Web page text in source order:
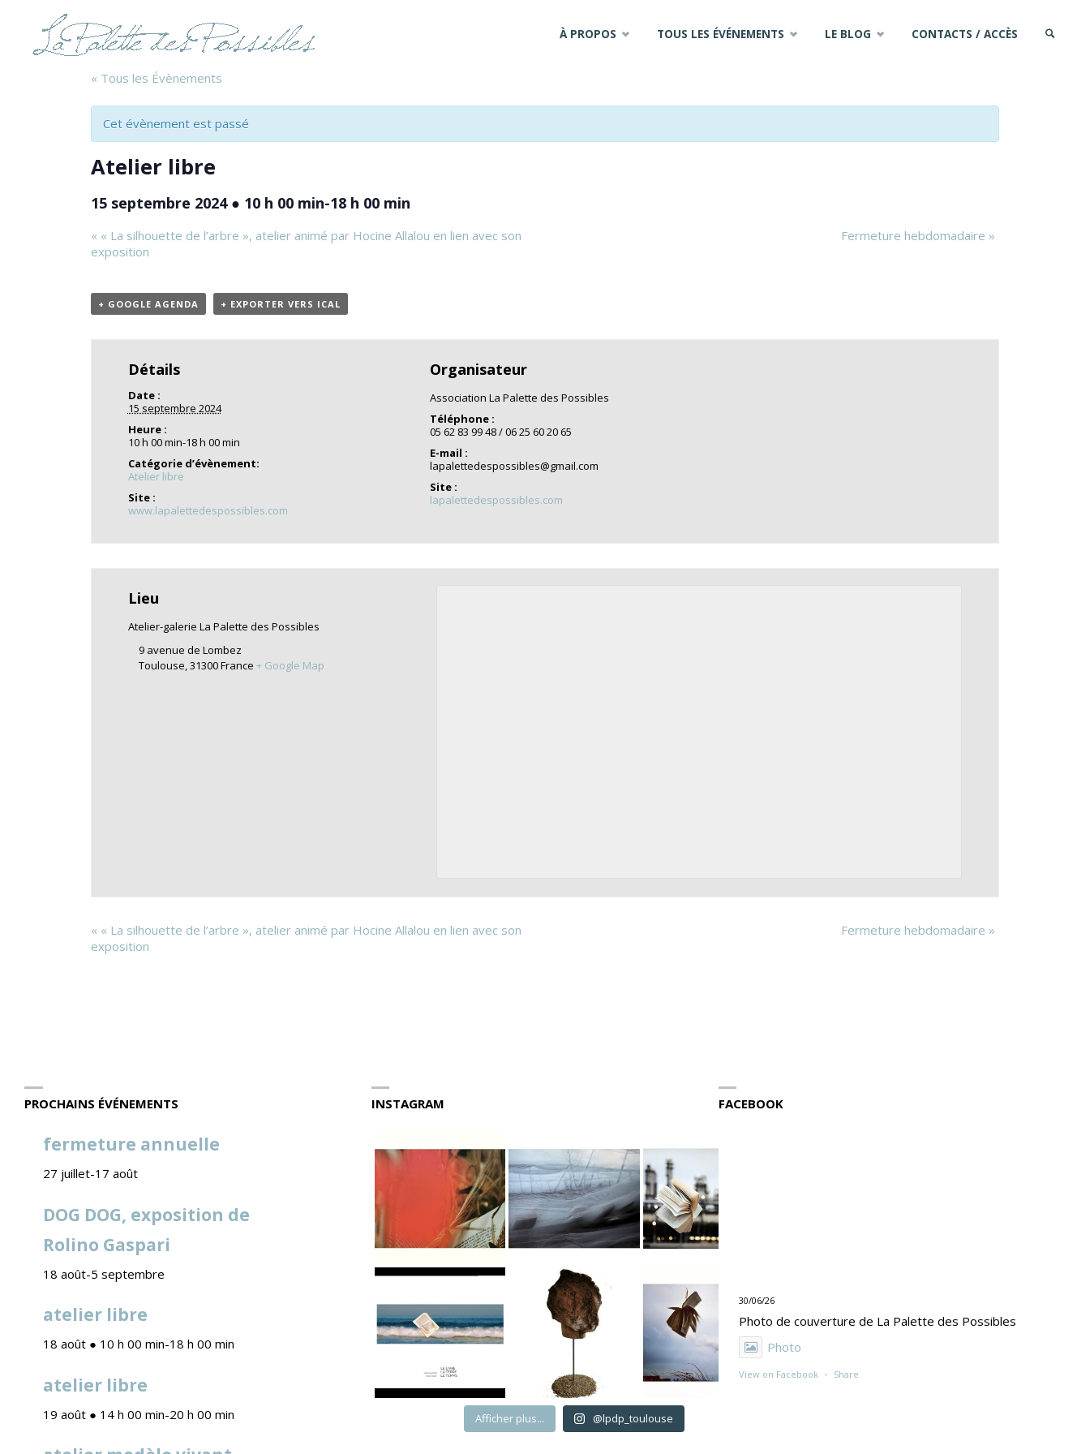
content
À PROPOS TOUS LES ÉVÉNEMENTS LE BLOG CONTACTS / ACCÈS
« Tous les Évènements
Cet évènement est passé
Atelier libre
15 septembre 2024 ● 10 h 00 min-18 h 00 min
« « La silhouette de l’arbre », atelier animé par Hocine Allalou en lien avec son
exposition
Fermeture hebdomadaire »
+ GOOGLE AGENDA + EXPORTER VERS ICAL
Détails
Date :
15 septembre 2024
Heure :
10 h 00 min-18 h 00 min
Catégorie d’évènement:
Atelier libre
Site :
www.lapalettedespossibles.com
Organisateur
Association La Palette des Possibles
Téléphone :
05 62 83 99 48 / 06 25 60 20 65
E-mail :
lapalettedespossibles@gmail.com
Site :
lapalettedespossibles.com
Lieu
Atelier-galerie La Palette des Possibles
9 avenue de Lombez
Toulouse,31300France + Google Map
« « La silhouette de l’arbre », atelier animé par Hocine Allalou en lien avec son
exposition
Fermeture hebdomadaire »
PROCHAINS ÉVÉNEMENTS
fermeture annuelle
27 juillet-17 août
DOG DOG, exposition de
Rolino Gaspari
18 août-5 septembre
atelier libre
18 août ● 10 h 00 min-18 h 00 min
atelier libre
19 août ● 14 h 00 min-20 h 00 min
INSTAGRAM
Afficher plus... @lpdp_toulouse
FACEBOOK
30/06/26
Photo de couverture de La Palette des Possibles
Photo
View on Facebook · Share